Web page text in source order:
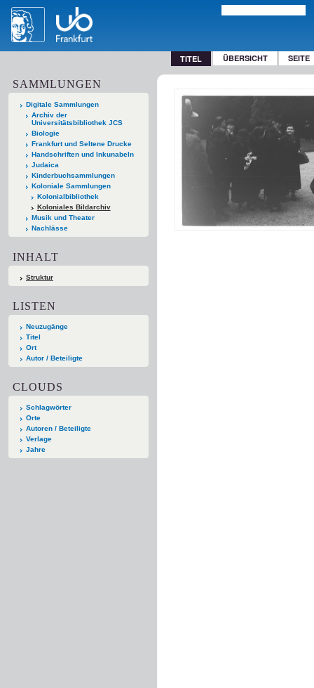
TITEL ÜBERSICHT SEITE
SAMMLUNGEN
Digitale Sammlungen
Archiv der
Universitätsbibliothek JCS
Biologie
Frankfurt und Seltene Drucke
Handschriften und Inkunabeln
Judaica
Kinderbuchsammlungen
Koloniale Sammlungen
Kolonialbibliothek
Koloniales Bildarchiv
Musik und Theater
Nachlässe
INHALT
Struktur
LISTEN
Neuzugänge
Titel
Ort
Autor / Beteiligte
CLOUDS
Schlagwörter
Orte
Autoren / Beteiligte
Verlage
Jahre